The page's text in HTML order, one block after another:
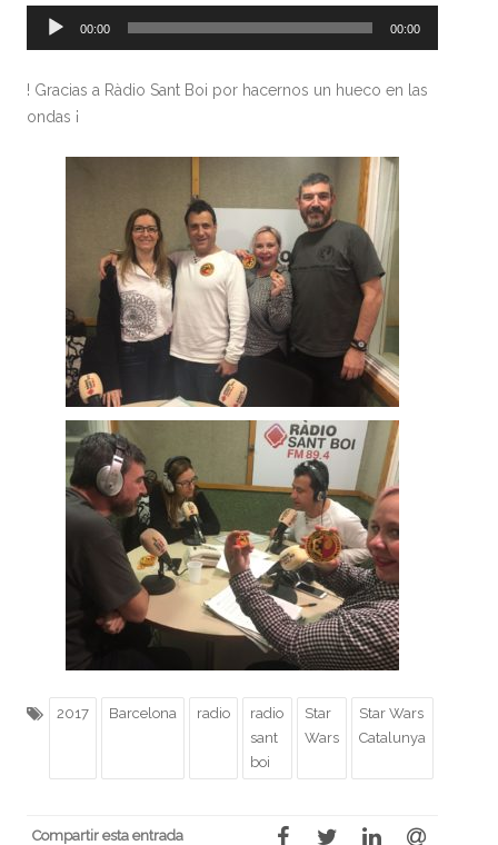
Audio
00:00 00:00
! Gracias a Ràdio Sant Boi por hacernos un hueco en las
ondas ¡
2017 Barcelona radio
radio
sant
boi
Star
Wars
Star Wars
Catalunya
Compartir esta entrada